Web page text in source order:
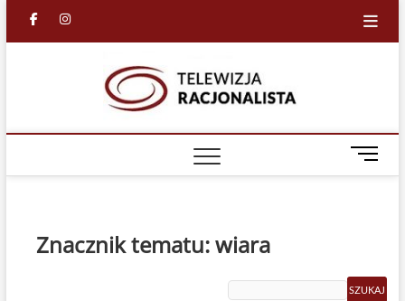
facebook
in
M
e
t
Znacznik tematu: wiara